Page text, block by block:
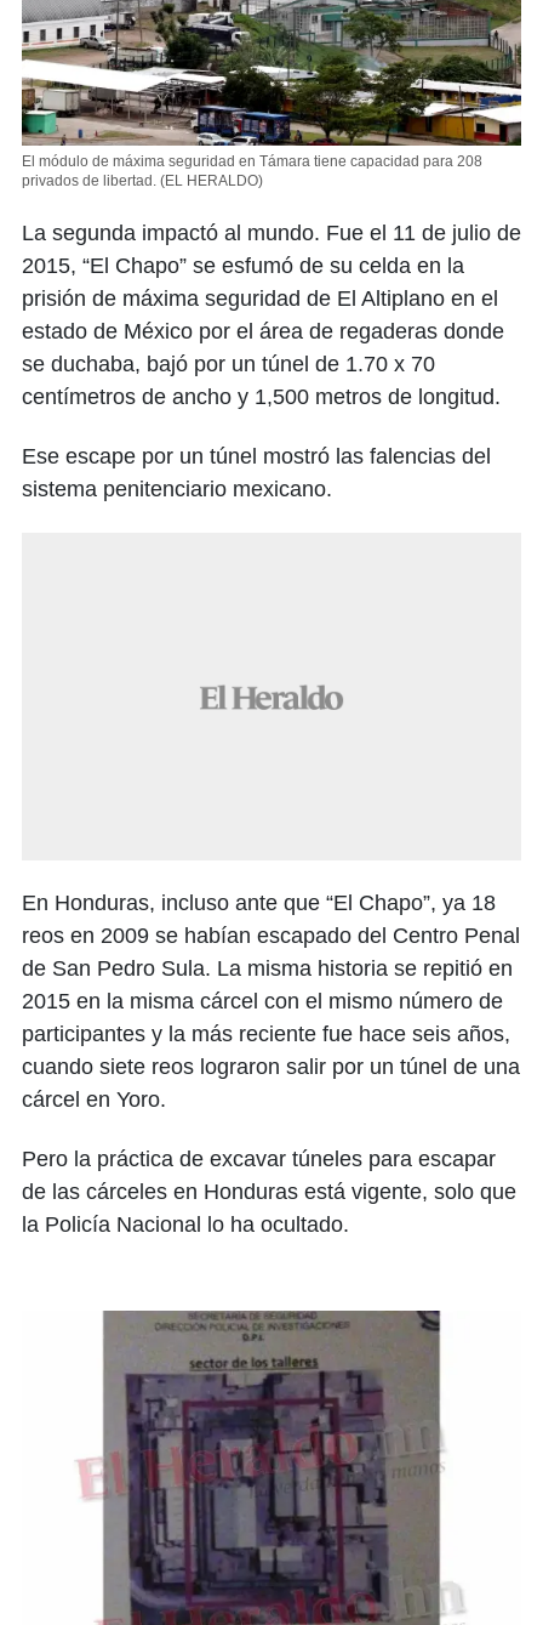
El módulo de máxima seguridad en Támara tiene capacidad para 208
privados de libertad. (EL HERALDO)
La segunda impactó al mundo. Fue el 11 de julio de
2015, “El Chapo” se esfumó de su celda en la
prisión de máxima seguridad de El Altiplano en el
estado de México por el área de regaderas donde
se duchaba, bajó por un túnel de 1.70 x 70
centímetros de ancho y 1,500 metros de longitud.
Ese escape por un túnel mostró las falencias del
sistema penitenciario mexicano.
En Honduras, incluso ante que “El Chapo”, ya 18
reos en 2009 se habían escapado del Centro Penal
de San Pedro Sula. La misma historia se repitió en
2015 en la misma cárcel con el mismo número de
participantes y la más reciente fue hace seis años,
cuando siete reos lograron salir por un túnel de una
cárcel en Yoro.
Pero la práctica de excavar túneles para escapar
de las cárceles en Honduras está vigente, solo que
la Policía Nacional lo ha ocultado.